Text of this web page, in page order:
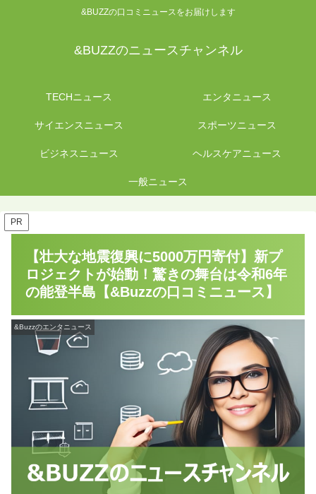
&BUZZの口コミニュースをお届けします
&BUZZのニュースチャンネル
TECHニュース エンタニュース
サイエンスニュース スポーツニュース
ビジネスニュース ヘルスケアニュース
一般ニュース
PR
【壮大な地震復興に5000万円寄付】新プ
ロジェクトが始動！驚きの舞台は令和6年
の能登半島【&Buzzの口コミニュース】
&Buzzのエンタニュース